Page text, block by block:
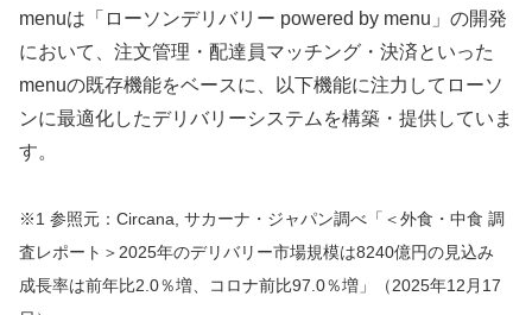
menuは「ローソンデリバリー powered by menu」の開発
において、注文管理・配達員マッチング・決済といった
menuの既存機能をベースに、以下機能に注力してローソ
ンに最適化したデリバリーシステムを構築・提供していま
す。
※1 参照元：Circana, サカーナ・ジャパン調べ「＜外食・中食 調
査レポート＞2025年のデリバリー市場規模は8240億円の見込み
成長率は前年比2.0％増、コロナ前比97.0％増」（2025年12月17